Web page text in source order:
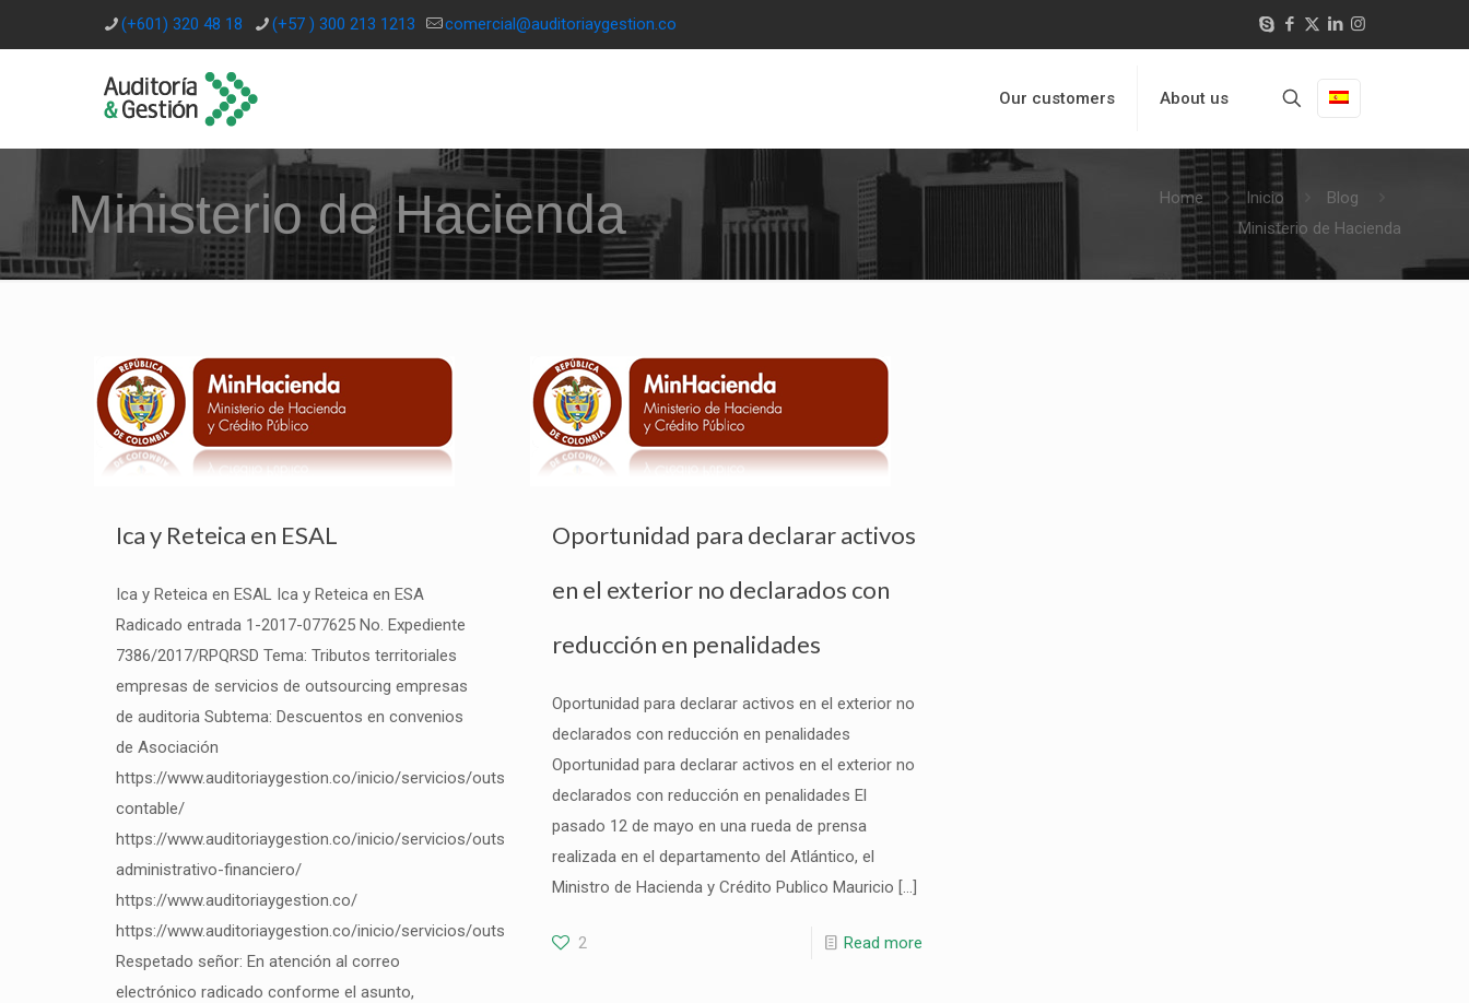
(+601) 320 48 18 (+57 ) 300 213 1213 comercial@auditoriaygestion.co
Our customers About us
Ministerio de Hacienda Home Inicio
Blog
Ministerio de Hacienda
Ica y Reteica en ESAL
Ica y Reteica en ESAL Ica y Reteica en ESA
Radicado entrada 1-2017-077625 No. Expediente
7386/2017/RPQRSD Tema: Tributos territoriales
empresas de servicios de outsourcing empresas
de auditoria Subtema: Descuentos en convenios
de Asociación
https://www.auditoriaygestion.co/inicio/servicios/outsourcing/outsourcing-
contable/
https://www.auditoriaygestion.co/inicio/servicios/outsourcing/outsourcing-
administrativo-financiero/
https://www.auditoriaygestion.co/
https://www.auditoriaygestion.co/inicio/servicios/outsourcing/
Respetado señor: En atención al correo
electrónico radicado conforme el asunto,
Oportunidad para declarar activos
en el exterior no declarados con
reducción en penalidades
Oportunidad para declarar activos en el exterior no
declarados con reducción en penalidades
Oportunidad para declarar activos en el exterior no
declarados con reducción en penalidades El
pasado 12 de mayo en una rueda de prensa
realizada en el departamento del Atlántico, el
Ministro de Hacienda y Crédito Publico Mauricio […]
2 Read more